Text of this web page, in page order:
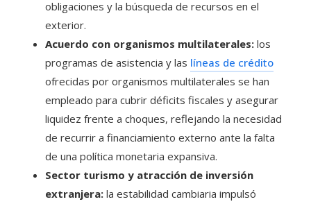
obligaciones y la búsqueda de recursos en el
exterior.
Acuerdo con organismos multilaterales: los
programas de asistencia y las líneas de crédito
ofrecidas por organismos multilaterales se han
empleado para cubrir déficits fiscales y asegurar
liquidez frente a choques, reflejando la necesidad
de recurrir a financiamiento externo ante la falta
de una política monetaria expansiva.
Sector turismo y atracción de inversión
extranjera: la estabilidad cambiaria impulsó